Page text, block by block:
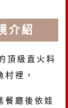
介紹
頂級直火料
村裡，
餐廳後依娃